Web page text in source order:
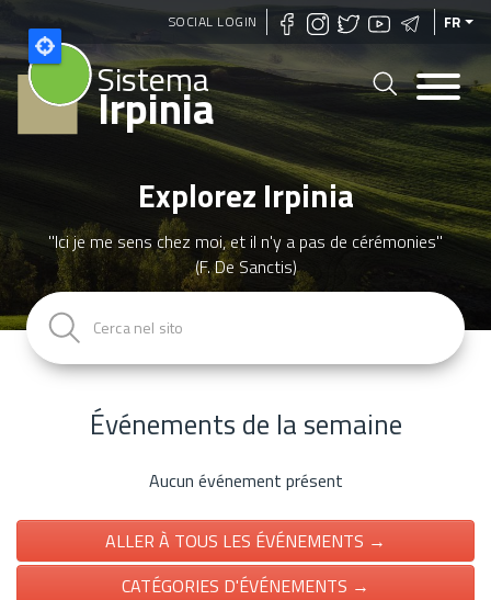
Aller
au
contenu
principal
SOCIAL LOGIN FR
Sistema
Irpinia
Explorez Irpinia
"Ici je me sens chez moi, et il n'y a pas de cérémonies"
(F. De Sanctis)
Événements de la semaine
Aucun événement présent
ALLER À TOUS LES ÉVÉNEMENTS →
CATÉGORIES D'ÉVÉNEMENTS →